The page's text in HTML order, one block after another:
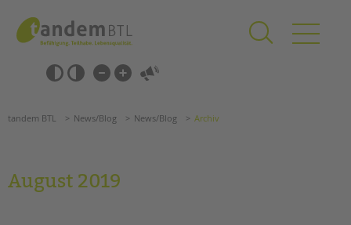
springen
Barrierefrei-
Einstellungen
überspringen
überspringen
Grundschulen
tandem BTL News/Blog News/Blog Archiv
August 2019